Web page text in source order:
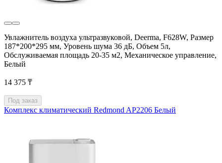
Увлажнитель воздуха ультразвуковой, Deerma, F628W, Размер
187*200*295 мм, Уровень шума 36 дБ, Объем 5л,
Обслуживаемая площадь 20-35 м2, Механическое управление,
Белый
14 375 ₸
Под заказ
Комплекс климатический Redmond AP2206 Белый